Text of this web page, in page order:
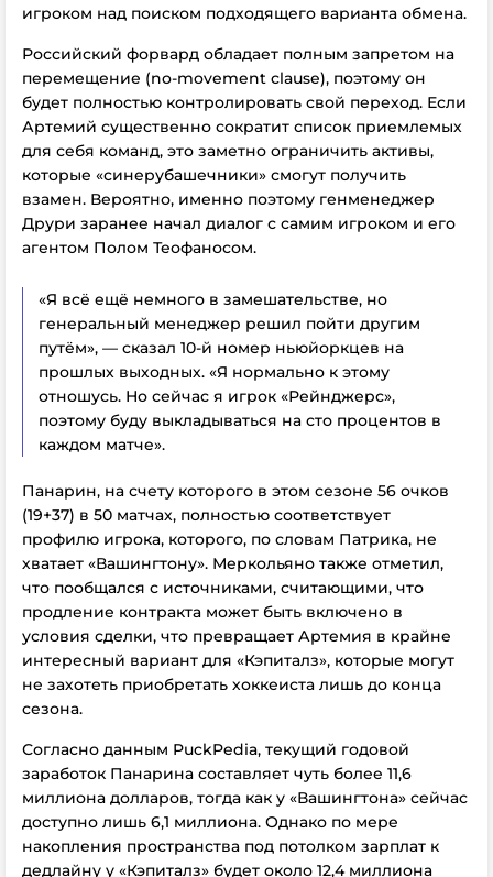
игроком над поиском подходящего варианта обмена.
Российский форвард обладает полным запретом на
перемещение (no-movement clause), поэтому он
будет полностью контролировать свой переход. Если
Артемий существенно сократит список приемлемых
для себя команд, это заметно ограничить активы,
которые «синерубашечники» смогут получить
взамен. Вероятно, именно поэтому генменеджер
Друри заранее начал диалог с самим игроком и его
агентом Полом Теофаносом.
«Я всё ещё немного в замешательстве, но
генеральный менеджер решил пойти другим
путём», — сказал 10-й номер ньюйоркцев на
прошлых выходных. «Я нормально к этому
отношусь. Но сейчас я игрок «Рейнджерс»,
поэтому буду выкладываться на сто процентов в
каждом матче».
Панарин, на счету которого в этом сезоне 56 очков
(19+37) в 50 матчах, полностью соответствует
профилю игрока, которого, по словам Патрика, не
хватает «Вашингтону». Меркольяно также отметил,
что пообщался с источниками, считающими, что
продление контракта может быть включено в
условия сделки, что превращает Артемия в крайне
интересный вариант для «Кэпиталз», которые могут
не захотеть приобретать хоккеиста лишь до конца
сезона.
Согласно данным PuckPedia, текущий годовой
заработок Панарина составляет чуть более 11,6
миллиона долларов, тогда как у «Вашингтона» сейчас
доступно лишь 6,1 миллиона. Однако по мере
накопления пространства под потолком зарплат к
дедлайну у «Кэпиталз» будет около 12,4 миллиона